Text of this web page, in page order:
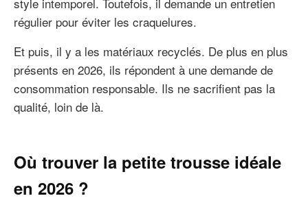
régulier pour éviter les craquelures.
Et puis, il y a les matériaux recyclés. De plus en plus
présents en 2026, ils répondent à une demande de
consommation responsable. Ils ne sacrifient pas la
qualité, loin de là.
Où trouver la petite trousse idéale
en 2026 ?